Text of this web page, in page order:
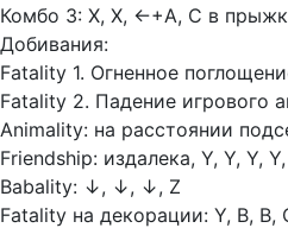
Комбо 3: Х, Х, ←+А, С в
Добивания:
Fatality 1. Огненное
Fatality 2. Падение игрового
Animality: на расстоянии
Friendship: издалека, Y, Y, Y, Y,
Babality: ↓, ↓, ↓, Z
Fatality на декорации: Y, В, В,